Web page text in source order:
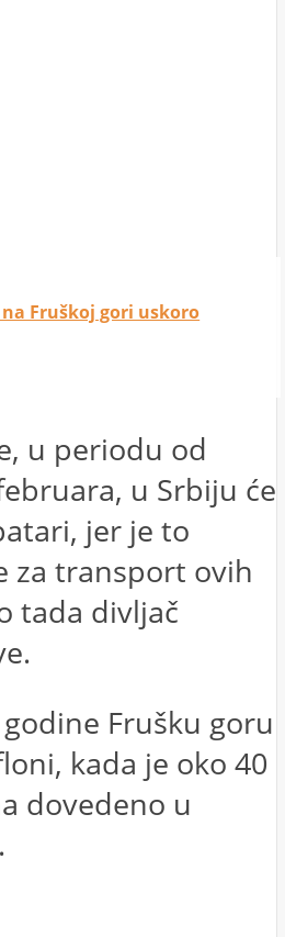
Fruškoj gori uskoro
u periodu od
u Srbiju će
jer je to
za transport ovih
tada divljač
Frušku goru
kada je oko 40
dovedeno u